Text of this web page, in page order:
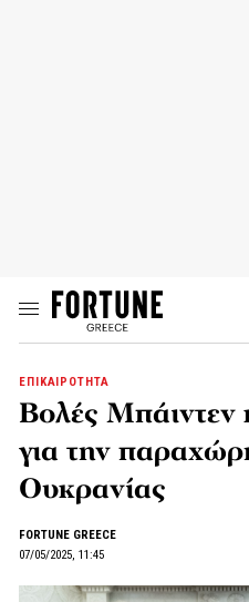
ΕΠΙΚΑΙΡΟΤΗΤΑ
Βολές Μπάιντεν
για την
Ουκρανίας
FORTUNE GREECE
07/05/2025, 11:45